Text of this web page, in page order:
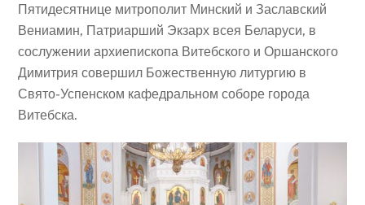
Пятидесятнице митрополит Минский и Заславский
Вениамин, Патриарший Экзарх всея Беларуси, в
сослужении архиепископа Витебского и Оршанского
Димитрия совершил Божественную литургию в
Свято-Успенском кафедральном соборе города
Витебска.